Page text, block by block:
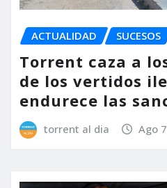
ACTUALIDAD SUCESOS
Torrent caza a
de los vertidos
endurece las
torrent al dia Ago